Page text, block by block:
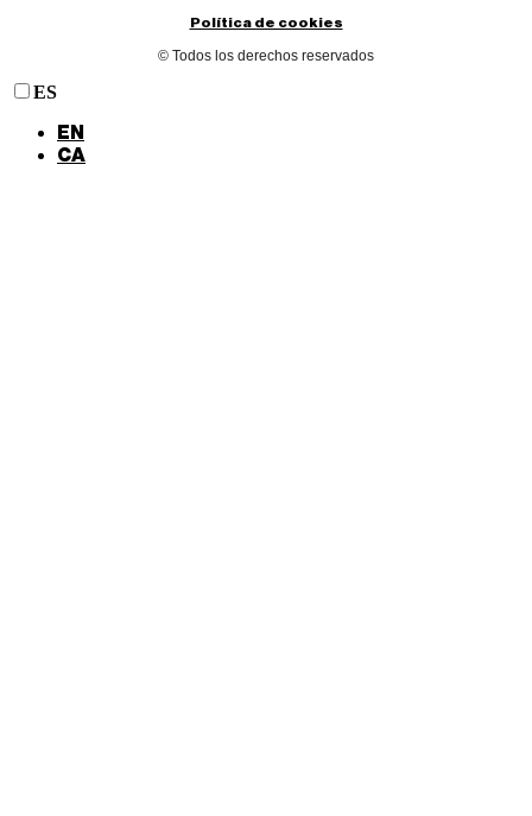
Política de cookies
© Todos los derechos reservados
ES
EN
CA